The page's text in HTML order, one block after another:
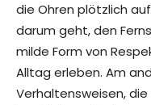
die Ohren plötzlich
darum geht, den
milde Form von
Alltag erleben. Am
Verhaltensweisen,